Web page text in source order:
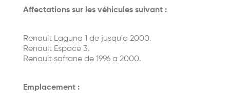
Affectations sur les véhicules suivant :
Renault Laguna 1 de jusqu'a 2000.
Renault Espace 3.
Renault safrane de 1996 a 2000.
Emplacement :